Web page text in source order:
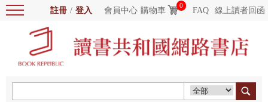
註冊 / 登入 會員中心 購物車
0
FAQ 線上讀者回函